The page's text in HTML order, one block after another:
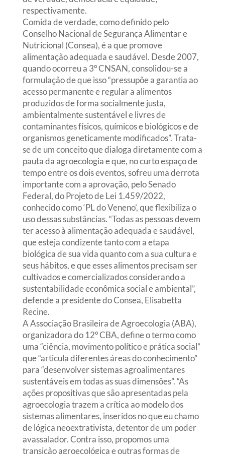
respectivamente.
Comida de verdade, como definido pelo
Conselho Nacional de Segurança Alimentar e
Nutricional (Consea), é a que promove
alimentação adequada e saudável. Desde 2007,
quando ocorreu a 3º CNSAN, consolidou-se a
formulação de que isso “pressupõe a garantia ao
acesso permanente e regular a alimentos
produzidos de forma socialmente justa,
ambientalmente sustentável e livres de
contaminantes físicos, químicos e biológicos e de
organismos geneticamente modificados”. Trata-
se de um conceito que dialoga diretamente com a
pauta da agroecologia e que, no curto espaço de
tempo entre os dois eventos, sofreu uma derrota
importante com a aprovação, pelo Senado
Federal, do Projeto de Lei 1.459/2022,
conhecido como ‘PL do Veneno’, que flexibiliza o
uso dessas substâncias. “Todas as pessoas devem
ter acesso à alimentação adequada e saudável,
que esteja condizente tanto com a etapa
biológica de sua vida quanto com a sua cultura e
seus hábitos, e que esses alimentos precisam ser
cultivados e comercializados considerando a
sustentabilidade econômica social e ambiental”,
defende a presidente do Consea, Elisabetta
Recine.
A Associação Brasileira de Agroecologia (ABA),
organizadora do 12º CBA, define o termo como
uma “ciência, movimento político e prática social”
que “articula diferentes áreas do conhecimento”
para “desenvolver sistemas agroalimentares
sustentáveis em todas as suas dimensões”. “As
ações propositivas que são apresentadas pela
agroecologia trazem a crítica ao modelo dos
sistemas alimentares, inseridos no que eu chamo
de lógica neoextrativista, detentor de um poder
avassalador. Contra isso, propomos uma
transição agroecológica e outras formas de